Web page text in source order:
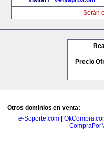
Serán
Precio
Otros dominios en venta:
e-Soporte.com